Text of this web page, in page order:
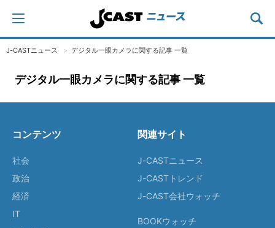
J-CASTニュース デジタル一眼カメラに関する記事 一覧
デジタル一眼カメラに関する記事 一覧
コンテンツ
社会
政治
経済
IT
関連サイト
J-CASTニュース
J-CASTトレンド
J-CAST会社ウォッチ
BOOKウォッチ